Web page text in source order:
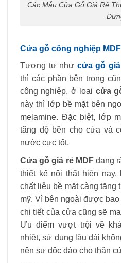
Các Mẫu Cửa Gỗ Giá Rẻ
Cửa gỗ công nghiệp
Tương tự như cửa gỗ
thì các phần bên trong
công nghiệp, ở loại cửa
này thì lớp bề mặt bên
melamine. Đặc biệt, lớp
tăng độ bền cho cửa và
nước cực tốt.
Cửa gỗ giá rẻ MDFđang
thiết kế nội thất hiện
chất liệu bề mặt càng tăng
mỹ. Vì bên ngoài được
chi tiết của cửa cũng sẽ
Ưu điểm vượt trội về
nhiệt, sử dụng lâu dài
nên sự độc đáo cho thân